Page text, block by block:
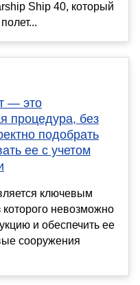
Ship 40, который
— это
процедура, без
подобрать
ее с учетом
ключевым
невозможно
и обеспечить ее
сооружения